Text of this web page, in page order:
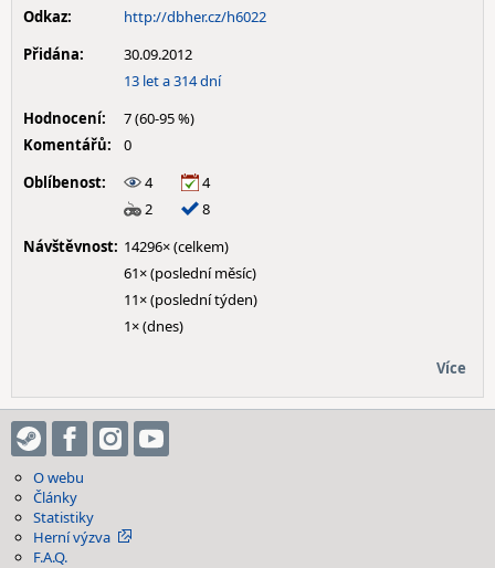
Odkaz:
http://dbher.cz/h6022
Přidána:
30.09.2012
13 let a 314 dní
Hodnocení:
7 (60-95 %)
Komentářů:
0
Oblíbenost:
4
4
2
8
Návštěvnost: 14296× (celkem)
61× (poslední měsíc)
11× (poslední týden)
1× (dnes)
Více
O webu
Články
Statistiky
Herní výzva
F.A.Q.